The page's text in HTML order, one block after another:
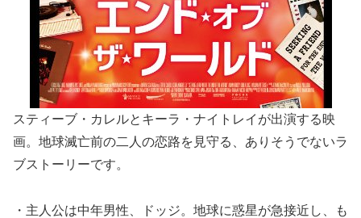
スティーブ・カレルとキーラ・ナイトレイが出演する映
画。地球滅亡前の二人の恋路を見守る、ありそうでないラ
ブストーリーです。
・主人公は中年男性、ドッジ。地球に惑星が急接近し、も